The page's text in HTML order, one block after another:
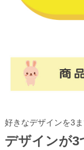
好きなデザインを3ま
デザインが3